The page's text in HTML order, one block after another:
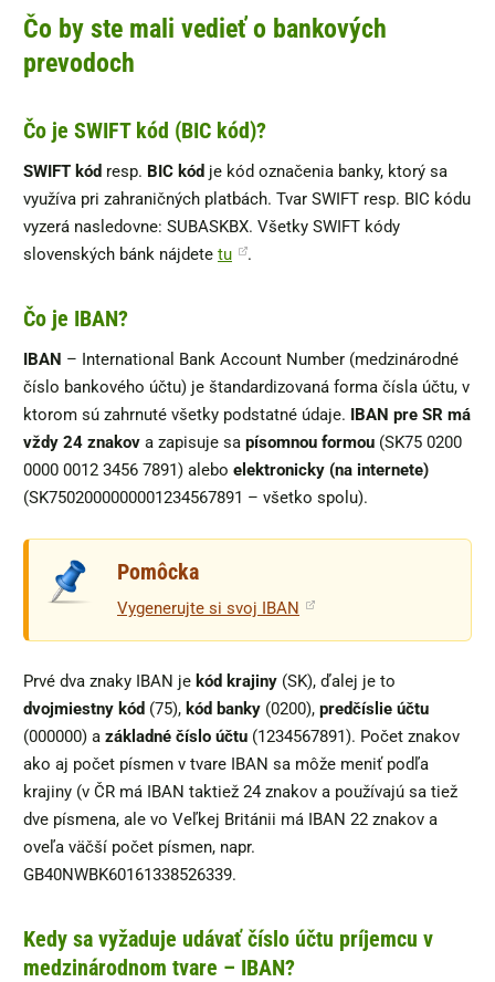
Čo by ste mali vedieť o bankových
prevodoch
Čo je SWIFT kód (BIC kód)?
SWIFT kód resp. BIC kód je kód označenia banky, ktorý sa
využíva pri zahraničných platbách. Tvar SWIFT resp. BIC kódu
vyzerá nasledovne: SUBASKBX. Všetky SWIFT kódy
slovenských bánk nájdete tu .
Čo je IBAN?
IBAN – International Bank Account Number (medzinárodné
číslo bankového účtu) je štandardizovaná forma čísla účtu, v
ktorom sú zahrnuté všetky podstatné údaje. IBAN pre SR má
vždy 24 znakov a zapisuje sa písomnou formou (SK75 0200
0000 0012 3456 7891) alebo elektronicky (na internete)
(SK7502000000001234567891 – všetko spolu).
Pomôcka
Vygenerujte si svoj IBAN
Prvé dva znaky IBAN je kód krajiny (SK), ďalej je to
dvojmiestny kód (75), kód banky (0200), predčíslie účtu
(000000) a základné číslo účtu (1234567891). Počet znakov
ako aj počet písmen v tvare IBAN sa môže meniť podľa
krajiny (v ČR má IBAN taktiež 24 znakov a používajú sa tiež
dve písmena, ale vo Veľkej Británii má IBAN 22 znakov a
oveľa väčší počet písmen, napr.
GB40NWBK60161338526339.
Kedy sa vyžaduje udávať číslo účtu príjemcu v
medzinárodnom tvare – IBAN?